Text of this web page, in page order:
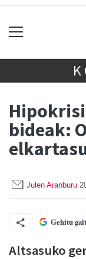
bideak:
Julen Aranburu
Gehitu
Altsasuko